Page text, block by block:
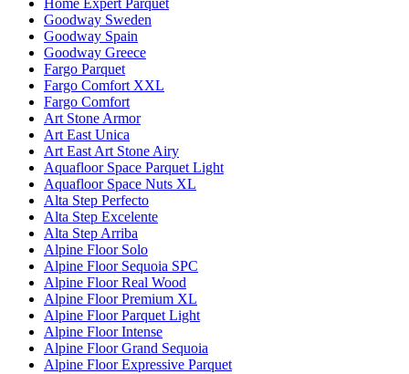
Home Expert Parquet
Goodway Sweden
Goodway Spain
Goodway Greece
Fargo Parquet
Fargo Comfort XXL
Fargo Comfort
Art Stone Armor
Art East Unica
Art East Art Stone Airy
Aquafloor Space Parquet Light
Aquafloor Space Nuts XL
Alta Step Perfecto
Alta Step Excelente
Alta Step Arriba
Alpine Floor Solo
Alpine Floor Sequoia SPC
Alpine Floor Real Wood
Alpine Floor Premium XL
Alpine Floor Parquet Light
Alpine Floor Intense
Alpine Floor Grand Sequoia
Alpine Floor Expressive Parquet